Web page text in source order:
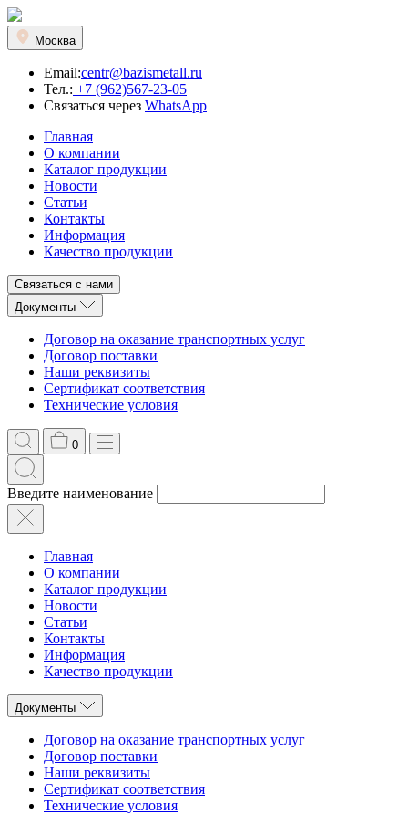
Москва
Email:centr@bazismetall.ru
Тел.: +7 (962)567-23-05
Связаться через WhatsApp
Главная
О компании
Каталог продукции
Новости
Статьи
Контакты
Информация
Качество продукции
Связаться с нами
Документы
Договор на оказание транспортных услуг
Договор поставки
Наши реквизиты
Сертификат соответствия
Технические условия
0
Введите наименование
Главная
О компании
Каталог продукции
Новости
Статьи
Контакты
Информация
Качество продукции
Документы
Договор на оказание транспортных услуг
Договор поставки
Наши реквизиты
Сертификат соответствия
Технические условия